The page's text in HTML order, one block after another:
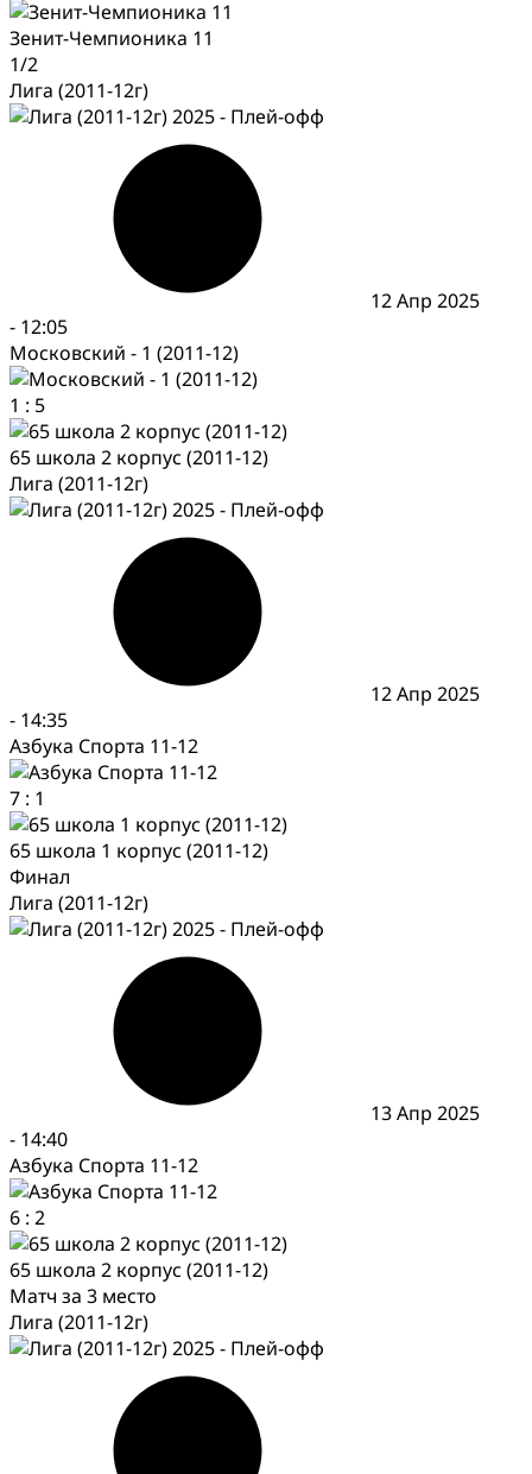
Зенит-Чемпионика 11
1/2
Лига (2011-12г)
12 Апр 2025
- 12:05
Московский - 1 (2011-12)
1 : 5
65 школа 2 корпус (2011-12)
Лига (2011-12г)
12 Апр 2025
- 14:35
Азбука Спорта 11-12
7 : 1
65 школа 1 корпус (2011-12)
Финал
Лига (2011-12г)
13 Апр 2025
- 14:40
Азбука Спорта 11-12
6 : 2
65 школа 2 корпус (2011-12)
Матч за 3 место
Лига (2011-12г)